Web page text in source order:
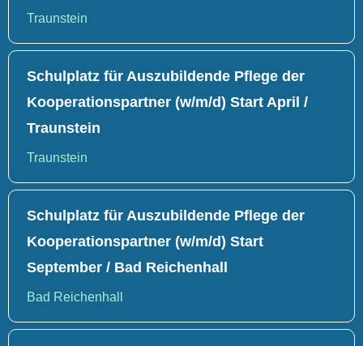
Traunstein
Schulplatz für Auszubildende Pflege der
Kooperationspartner (w/m/d) Start April /
Traunstein
Traunstein
Schulplatz für Auszubildende Pflege der
Kooperationspartner (w/m/d) Start
September / Bad Reichenhall
Bad Reichenhall